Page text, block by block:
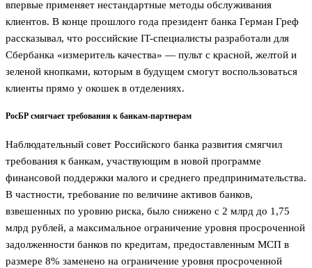
впервые применяет нестандартные методы обслуживания
клиентов. В конце прошлого года президент банка Герман Греф
рассказывал, что российские IT-cпециалисты разработали для
Сбербанка «измеритель качества» — пульт с красной, желтой и
зеленой кнопками, которым в будущем смогут воспользоваться
клиенты прямо у окошек в отделениях.
РосБР смягчает требования к банкам-партнерам
Наблюдательный совет Российского банка развития смягчил
требования к банкам, участвующим в новой программе
финансовой поддержки малого и среднего предпринимательства.
В частности, требование по величине активов банков,
взвешенных по уровню риска, было снижено с 2 млрд до 1,75
млрд рублей, а максимальное ограничение уровня просроченной
задолженности банков по кредитам, предоставленным МСП в
размере 8% заменено на ограничение уровня просроченной